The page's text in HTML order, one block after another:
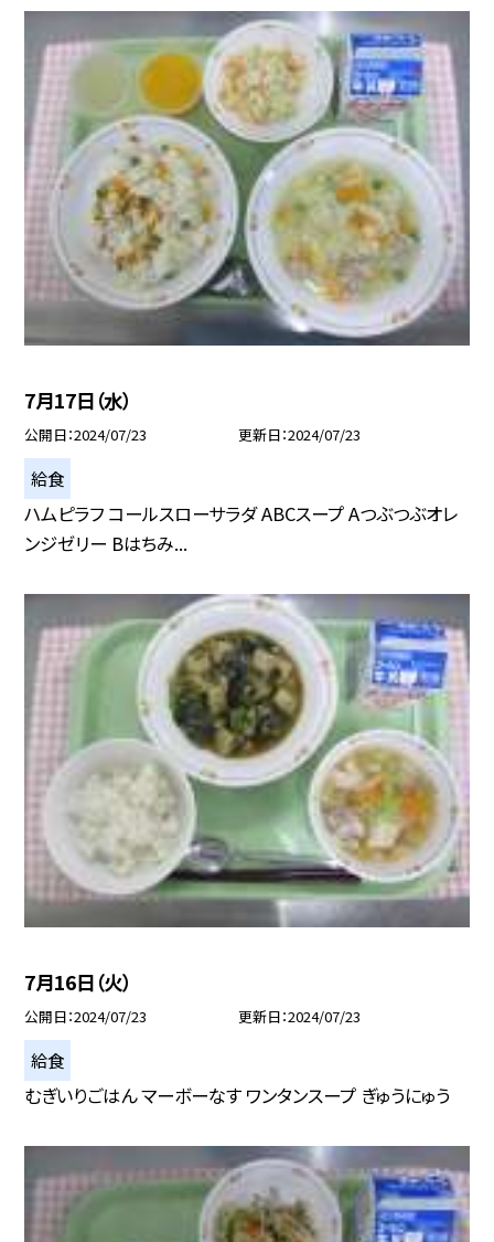
7月17日（水）
公開日 2024/07/23 更新日 2024/07/23
給食
ハムピラフ コールスローサラダ ABCスープ Aつぶつぶオレ
ンジゼリー Bはちみ...
7月16日（火）
公開日 2024/07/23 更新日 2024/07/23
給食
むぎいりごはん マーボーなす ワンタンスープ ぎゅうにゅう